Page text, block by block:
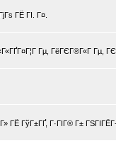
ГЁ ГІ. Г¤.
Гµ, ГёГЄГ®Г«Г Гµ,
ГЁ ГўГ±ГҐ, Г·ГІГ® Г±